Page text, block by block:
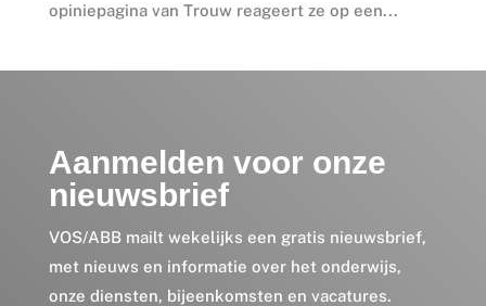
opiniepagina van Trouw reageert ze op een...
Aanmelden voor onze
nieuwsbrief
VOS/ABB mailt wekelijks een gratis nieuwsbrief,
met nieuws en informatie over het onderwijs,
onze diensten, bijeenkomsten en vacatures.